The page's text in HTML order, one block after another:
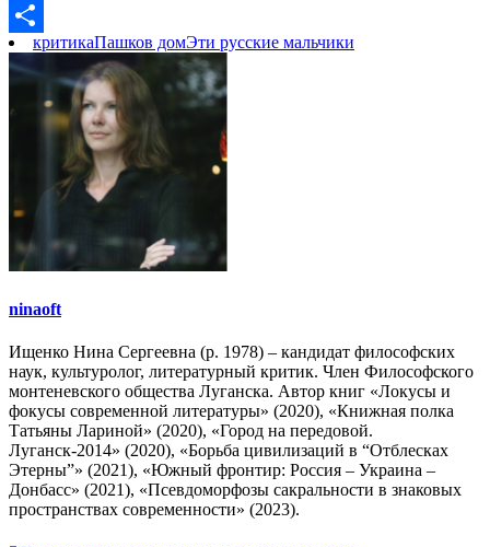
Link
VK
Отправить
критикаПашков домЭти русские мальчики
ninaoft
Ищенко Нина Сергеевна (р. 1978) – кандидат философских
наук, культуролог, литературный критик. Член Философского
монтеневского общества Луганска. Автор книг «Локусы и
фокусы современной литературы» (2020), «Книжная полка
Татьяны Лариной» (2020), «Город на передовой.
Луганск-2014» (2020), «Борьба цивилизаций в “Отблесках
Этерны”» (2021), «Южный фронтир: Россия – Украина –
Донбасс» (2021), «Псевдоморфозы сакральности в знаковых
пространствах современности» (2023).